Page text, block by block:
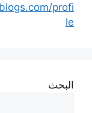
profi
le
البحث